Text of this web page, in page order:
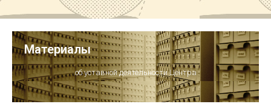
Материалы
об уставной деятельности Центра